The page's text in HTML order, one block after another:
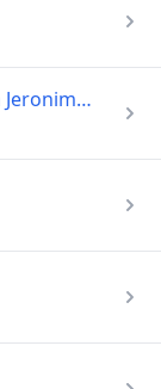
Centro de Neonatologia y Pediatria San Jeronimo SRL